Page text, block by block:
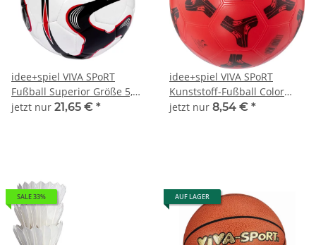
idee+spiel VIVA SPoRT
Fußball Superior Größe 5,
733-73618
jetzt nur 21,65 € *
idee+spiel VIVA SPoRT
Kunststoff-Fußball Color
farblich sortiert 736-20207
jetzt nur 8,54 € *
SALE 33% AUF LAGER